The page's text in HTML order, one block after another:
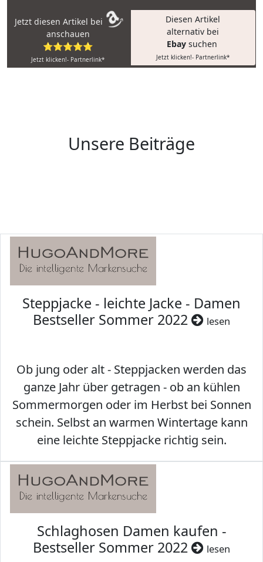
Jetzt diesen Artikel bei
anschauen
⭐⭐⭐⭐⭐
Jetzt klicken!- Partnerlink*
Diesen Artikel
alternativ bei
Ebay suchen
Jetzt klicken!- Partnerlink*
Unsere Beiträge
Steppjacke - leichte Jacke - Damen
Bestseller Sommer 2022
lesen
Ob jung oder alt - Steppjacken werden das
ganze Jahr über getragen - ob an kühlen
Sommermorgen oder im Herbst bei Sonnen
schein. Selbst an warmen Wintertage kann
eine leichte Steppjacke richtig sein.
Schlaghosen Damen kaufen -
Bestseller Sommer 2022
lesen